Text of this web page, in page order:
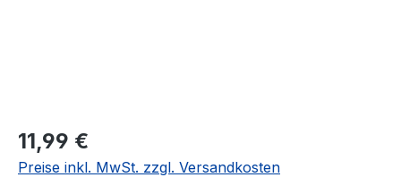
Regulärer Preis:
11,99 €
Preise inkl. MwSt. zzgl. Versandkosten